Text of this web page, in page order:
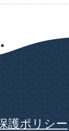
護ポリシー